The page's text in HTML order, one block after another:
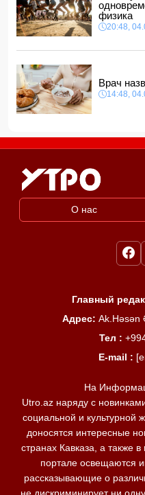
12:40, 05.08.2026
физика
20:48,
Врач
14:48,
О нас
Главный
Адрес: Ak.Həsən
Тел :
E-mail :
На
Utro.az наряду с
социальной и культурной
доносятся интересные
странах Кавказа, а также
портале освещаются
рассказывающие о
не дискриминирует ни